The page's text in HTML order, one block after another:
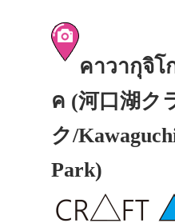
คาวากุจิโ
ค (河口湖ク
ク/
Park)